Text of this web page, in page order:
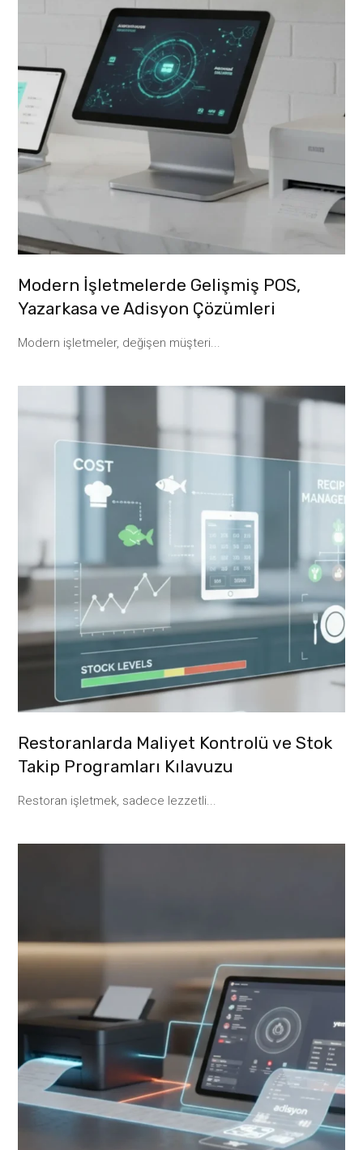
Modern İşletmelerde Gelişmiş POS,
Yazarkasa ve Adisyon Çözümleri
Modern işletmeler, değişen müşteri...
Restoranlarda Maliyet Kontrolü ve Stok
Takip Programları Kılavuzu
Restoran işletmek, sadece lezzetli...